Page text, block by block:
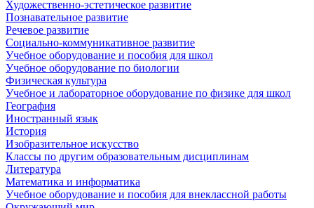
Художественно-эстетическое развитие
Познавательное развитие
Речевое развитие
Социально-коммуникативное развитие
Учебное оборудование и пособия для школ
Учебное оборудование по биологии
Физическая культура
Учебное и лабораторное оборудование по физике для школ
География
Иностранный язык
История
Изобразительное искусство
Классы по другим образовательным дисциплинам
Литература
Математика и информатика
Учебное оборудование и пособия для внеклассной работы